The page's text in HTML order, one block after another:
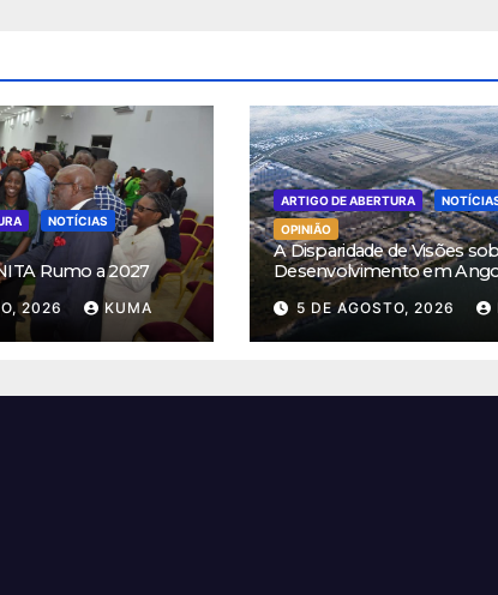
NOTÍCIAS
Rumo a 2027
2026 KUMA
ARTIGO DE ABERTURA
OPINIÃO
A Disparidade de Visões
Desenvolvimento em
5 DE AGOSTO, 2026